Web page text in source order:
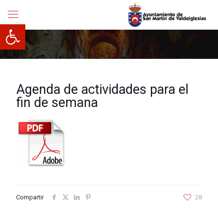
Abrir barra de herramientas
Agenda de actividades para el
fin de semana
Compartir 28